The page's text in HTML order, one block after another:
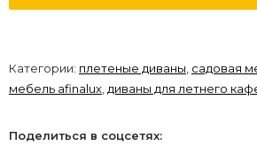
Категории: плетеные диваны, садовая
мебель afinalux,диваны для летнего
Поделиться в соцсетях: